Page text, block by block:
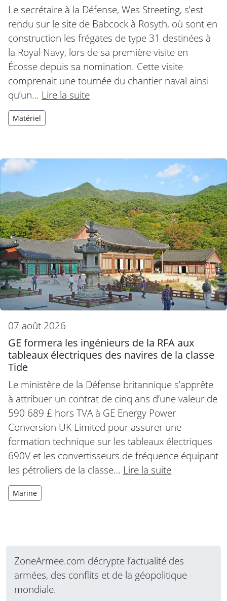
Le secrétaire à la Défense, Wes Streeting, s’est
rendu sur le site de Babcock à Rosyth, où sont en
construction les frégates de type 31 destinées à
la Royal Navy, lors de sa première visite en
Écosse depuis sa nomination. Cette visite
comprenait une tournée du chantier naval ainsi
qu’un… Lire la suite
Matériel
07 août 2026
GE formera les ingénieurs de la RFA aux
tableaux électriques des navires de la classe
Tide
Le ministère de la Défense britannique s’apprête
à attribuer un contrat de cinq ans d’une valeur de
590 689 £ hors TVA à GE Energy Power
Conversion UK Limited pour assurer une
formation technique sur les tableaux électriques
690V et les convertisseurs de fréquence équipant
les pétroliers de la classe… Lire la suite
Marine
ZoneArmee.com décrypte l’actualité des
armées, des conflits et de la géopolitique
mondiale.